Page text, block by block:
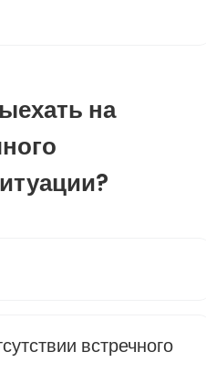
на
встречного